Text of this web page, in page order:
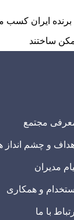
ایران کسب
ساختند
مجتمع
و چشم انداز
مدیران
استخدام و همکاری
ارتباط با ما